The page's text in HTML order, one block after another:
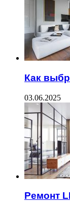
Как
03.06.2025
Ремонт